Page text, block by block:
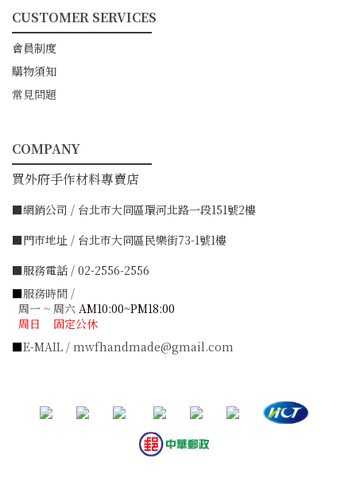
CUSTOMER SERVICES
━━━━━━━━━━━
會員制度
購物須知
常見問題
COMPANY
━━━━━━━━━━━
買外府手作材料專賣店
■網銷公司 / 台北市大同區環河北路一段151號2樓
■門市地址 / 台北市大同區民樂街73-1號1樓
■服務電話 / 02-2556-2556
■服務時間 /
周一 ~ 周六 AM10:00~PM18:00
周日 固定公休
■E-MAIL / mwfhandmade@gmail.com